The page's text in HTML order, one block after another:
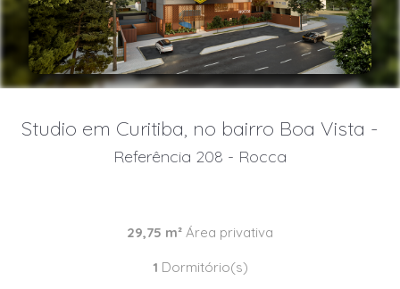
Studio em Curitiba, no bairro Boa Vista -
Referência 208 - Rocca
29,75 m² Área privativa
1 Dormitório(s)